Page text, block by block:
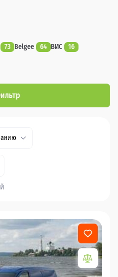
73 Belgee 64 ВИС
16